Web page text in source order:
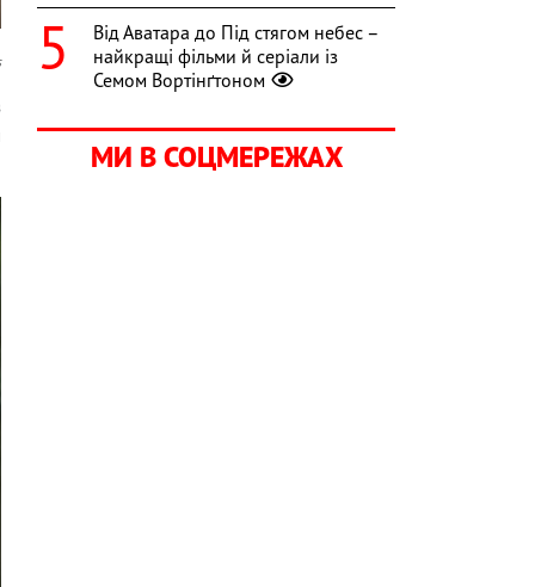
Від Аватара до Під стягом небес –
найкращі фільми й серіали із
Семом Вортінґтоном
МИ В СОЦМЕРЕЖАХ